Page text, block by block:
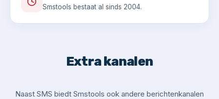
Smstools bestaat al sinds 2004.
Extra kanalen
Naast SMS biedt Smstools ook andere berichtenkanalen